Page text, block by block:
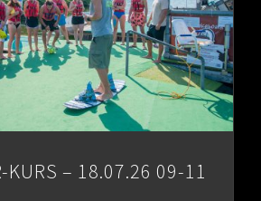
KURS – 18.07.26 09-11